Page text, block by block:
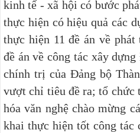
kinh tế - xã hội có bước
thực hiện có hiệu quả các
thực hiện 11 đề án về
đề án về công tác xây
chính trị của Đảng bộ
vượt chỉ tiêu đề ra; tổ chức
hóa văn nghệ chào mừng
khai thực hiện tốt công tác